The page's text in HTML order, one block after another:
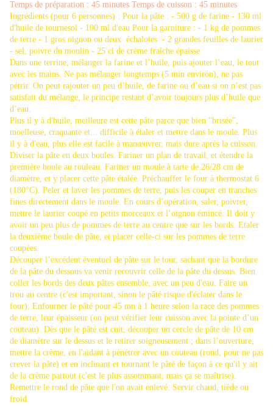
Temps de préparation : 45 minutes Temps de cuisson : 45 minutes
Ingrédients (pour 6 personnes) : Pour la pâte : - 500 g de farine - 130 ml
d'huile de tournesol - 100 ml d'eau Pour la garniture : - 1 kg de pommes
de terre - 1 gros oignon ou deux échalotes - 2 grandes feuilles de laurier
- sel, poivre du moulin - 25 cl de crème fraîche épaisse
Dans une terrine, mélanger la farine et l’huile, puis ajouter l’eau, le tout
avec les mains. Ne pas mélanger longtemps (5 min environ), ne pas
pétrir. On peut rajouter un peu d’huile, de farine ou d’eau si on n’est pas
satisfait du mélange, le principe restant d’avoir toujours plus d’huile que
d’eau.
Plus il y à d'huile, meilleure est cette pâte parce que bien "brisée",
moelleuse, craquante et... difficile à étaler et mettre dans le moule. Plus
il y à d'eau, plus elle est facile à manœuvrer, mais dure après la cuisson.
Diviser la pâte en deux boules. Fariner un plan de travail, et étendre la
première boule au rouleau. Fariner un moule à tarte de 26/28 cm de
diamètre, et y placer cette pâte étalée. Préchauffer le four à thermostat 6
(180°C). Peler et laver les pommes de terre, puis les couper en tranches
fines directement dans le moule. En cours d’opération, saler, poivrer,
mettre le laurier coupé en petits morceaux et l’oignon émincé. Il doit y
avoir un peu plus de pommes de terre au centre que sur les bords. Etaler
la deuxième boule de pâte, et placer celle-ci sur les pommes de terre
coupées.
Découper l’excédent éventuel de pâte sur le tour, sachant que la bordure
de la pâte du dessous va venir recouvrir celle de la pâte du dessus. Bien
coller les bords des deux pâtes ensemble, avec un peu d'eau. Faire un
trou au centre (c'est important, sinon le pâté risque d'éclater dans le
four). Enfourner le pâté pour 45 mn à 1 heure selon la race des pommes
de terre, leur épaisseur (on peut vérifier leur cuisson avec la pointe d’un
couteau). Dès que le pâté est cuit, découper un cercle de pâte de 10 cm
de diamètre sur le dessus et le retirer soigneusement ; dans l’ouverture,
mettre la crème, en l'aidant à pénétrer avec un couteau (rond, pour ne pas
crever la pâte) et en inclinant et tournant le pâté de façon à ce qu'il y ait
de la crème partout (c'est le plus assommant, mais ça se maîtrise).
Remettre le rond de pâte que l'on avait enlevé. Servir chaud, tiède ou
froid.